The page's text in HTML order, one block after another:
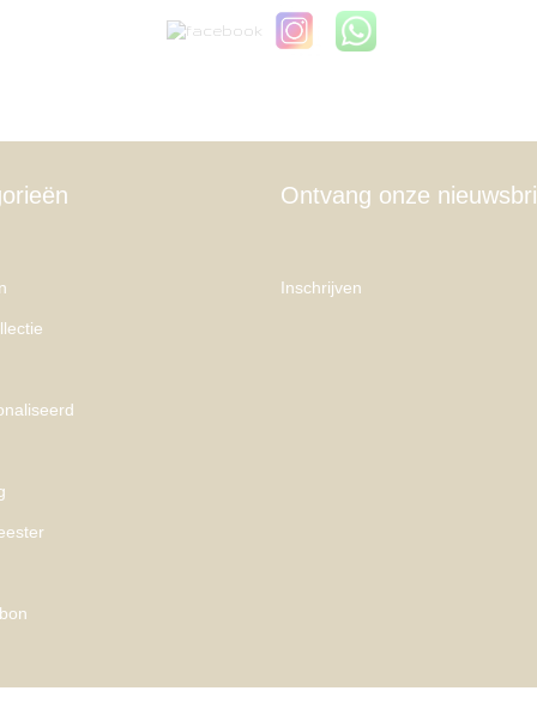
Ontvang onze
Inschrijven